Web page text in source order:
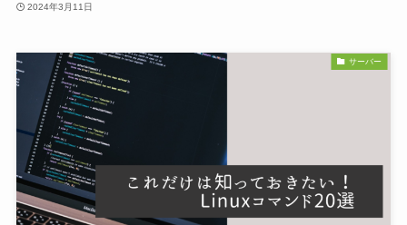
2024年3月11日
サーバー